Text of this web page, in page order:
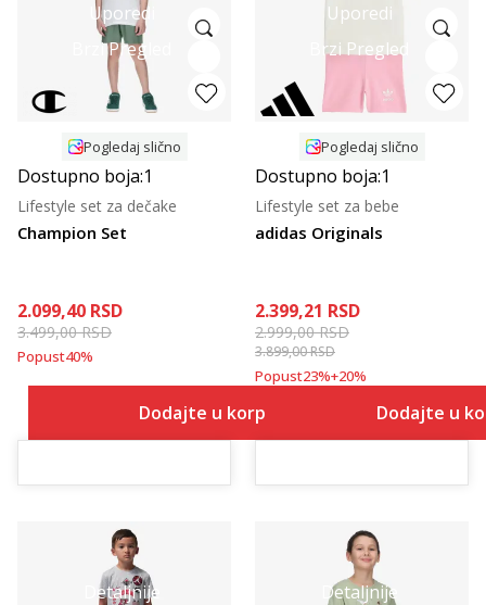
Uporedi
Brzi Pregled
Pogledaj slično
Dostupno boja:1
Champion Set
Lifestyle set za dečake
2.099,40 RSD
3.499,00RSD
Popust40%
Dodajte u korpu
Uporedi
Brzi Pregled
Pogledaj slično
Dostupno boja:1
adidas Originals
Lifestyle set za bebe
2.399,21 RSD
2.999,00RSD
3.899,00RSD
Popust23%+20%
Dodajte u
Detaljnije
Detaljnije